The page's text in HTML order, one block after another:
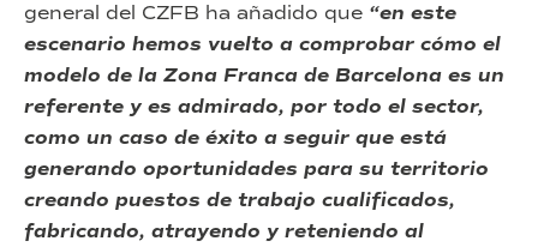
general del CZFB ha añadido que “en este
escenario hemos vuelto a comprobar cómo el
modelo de la Zona Franca de Barcelona es un
referente y es admirado, por todo el sector,
como un caso de éxito a seguir que está
generando oportunidades para su territorio
creando puestos de trabajo cualificados,
fabricando, atrayendo y reteniendo al